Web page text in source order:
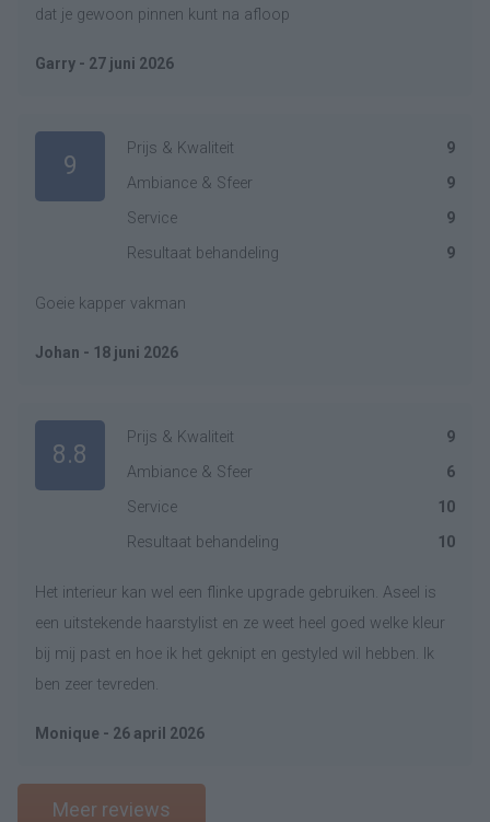
dat je gewoon pinnen kunt na afloop
Garry - 27 juni 2026
9
Prijs & Kwaliteit
9
Ambiance & Sfeer
9
Service
9
Resultaat behandeling
9
Goeie kapper vakman
Johan - 18 juni 2026
8.8
Prijs & Kwaliteit
9
Ambiance & Sfeer
6
Service
10
Resultaat behandeling
10
Het interieur kan wel een flinke upgrade gebruiken. Aseel is
een uitstekende haarstylist en ze weet heel goed welke kleur
bij mij past en hoe ik het geknipt en gestyled wil hebben. Ik
ben zeer tevreden.
Monique - 26 april 2026
Meer reviews